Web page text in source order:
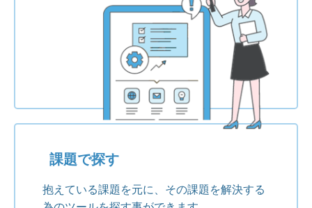
課題で探す
抱えている課題を元に、その課題を解決する